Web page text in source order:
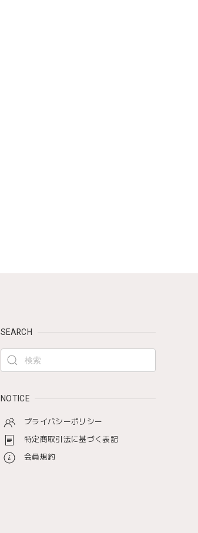
SEARCH
NOTICE
プライバシーポリシー
特定商取引法に基づく表記
会員規約